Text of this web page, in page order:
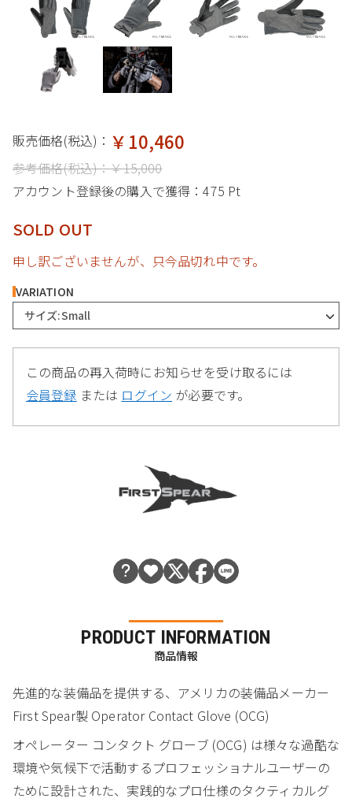
販売価格(税込)： ￥10,460
参考価格(税込)：￥15,000
アカウント登録後の購入で獲得：475 Pt
SOLD OUT
申し訳ございませんが、只今品切れ中です。
VARIATION
サイズ:Small
この商品の再入荷時にお知らせを受け取るには
会員登録 または ログイン が必要です。
PRODUCT INFORMATION
商品情報
先進的な装備品を提供する、アメリカの装備品メーカー
First Spear製 Operator Contact Glove (OCG)
オペレーター コンタクト グローブ (OCG) は様々な過酷な
環境や気候下で活動するプロフェッショナルユーザーの
ために設計された、実践的なプロ仕様のタクティカルグ